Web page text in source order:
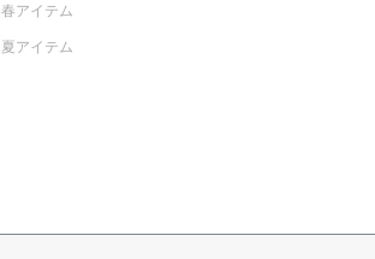
春アイテム
夏アイテム